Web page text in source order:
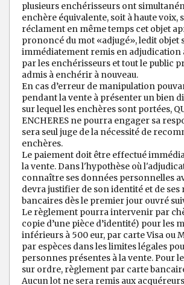
plusieurs enchérisseurs ont
enchère équivalente, soit à haute voix,
réclament en même temps cet objet
prononcé du mot «adjugé», ledit objet
immédiatement remis en adjudication
par les enchérisseurs et tout le public
admis à enchérir à nouveau.
En cas d’erreur de manipulation
pendant la vente à présenter un bien
sur lequel les enchères sont portées,
ENCHERES ne pourra engager sa
sera seul juge de la nécessité de
enchères.
Le paiement doit être effectué
la vente. Dans l'hypothèse où
connaître ses données personnelles
devra justifier de son identité et de
bancaires dès le premier jour ouvré
Le règlement pourra intervenir par
copie d’une pièce d’identité) pour les
inférieurs à 500 eur, par carte Visa ou
par espèces dans les limites légales
personnes présentes à la vente. Pour
sur ordre, règlement par carte
Aucun lot ne sera remis aux